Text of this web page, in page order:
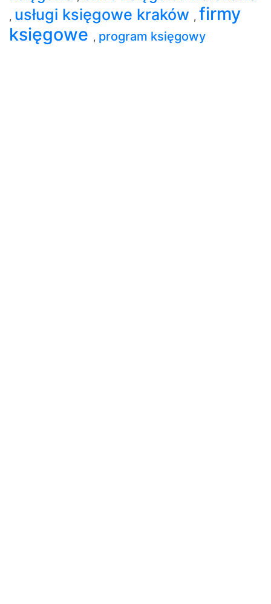
, usługi księgowe kraków , firmy
księgowe , program księgowy